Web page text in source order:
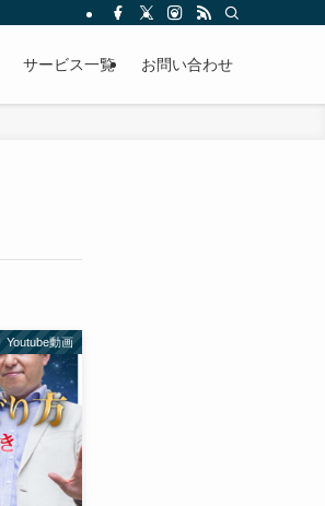
サービス一覧 お問い合わせ
Youtube動画